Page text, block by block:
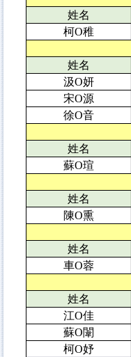
姓名
柯O稚
姓名
汲O妍
宋O源
徐O音
姓名
蘇O瑄
姓名
陳O熏
姓名
車O蓉
姓名
江O佳
蘇O闈
柯O妤